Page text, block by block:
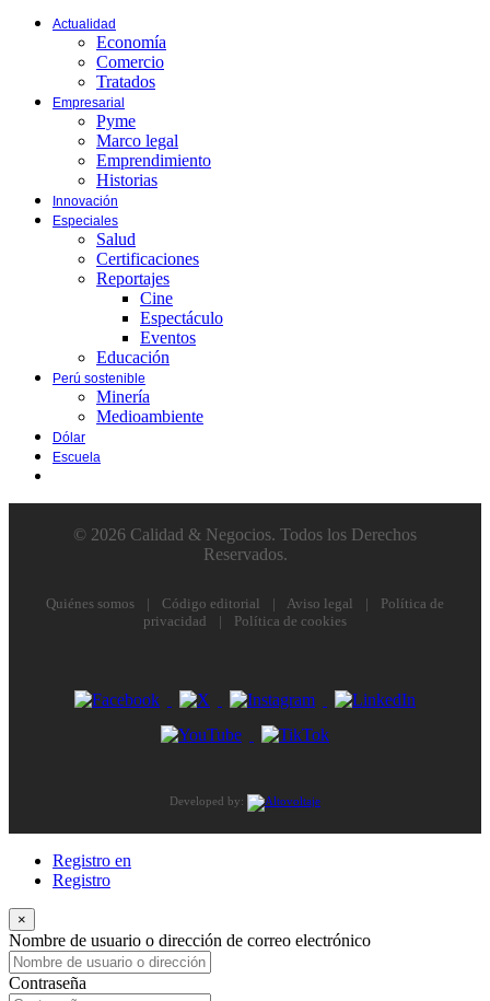
Actualidad
Economía
Comercio
Tratados
Empresarial
Pyme
Marco legal
Emprendimiento
Historias
Innovación
Especiales
Salud
Certificaciones
Reportajes
Cine
Espectáculo
Eventos
Educación
Perú sostenible
Minería
Medioambiente
Dólar
Escuela
© 2026 Calidad & Negocios. Todos los Derechos
Reservados.
Quiénes somos | Código editorial | Aviso legal |
Política de
privacidad
| Política de cookies
Developed by:
Registro en
Registro
×
Nombre de usuario o dirección de correo electrónico
Contraseña